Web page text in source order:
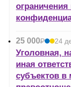
25 000Р
УБ.
24
Уголовная,
иная
субъектов